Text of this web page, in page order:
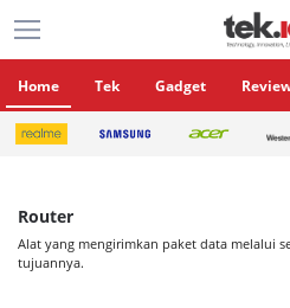
Home Tek Gadget
Router
Alat yang mengirimkan paket data melalui
tujuannya.